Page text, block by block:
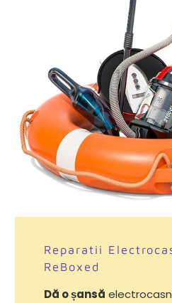
Reparatii
ReBoxed
Dă o șansă